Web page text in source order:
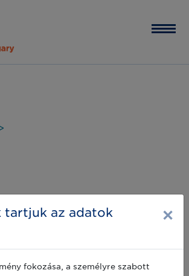
tartjuk az adatok
×
fokozása, a személyre szabott